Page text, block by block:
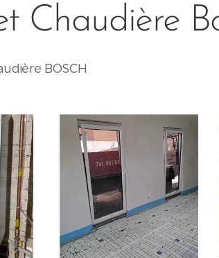
Chaudière
BOSCH